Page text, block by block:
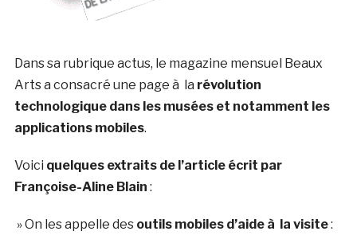
Dans sa rubrique actus, le magazine mensuel Beaux
Arts a consacré une page à la révolution
technologique dans les musées et notamment les
applications mobiles.
Voici quelques extraits de l’article écrit par
Françoise-Aline Blain :
» On les appelle des outils mobiles d’aide à la visite: